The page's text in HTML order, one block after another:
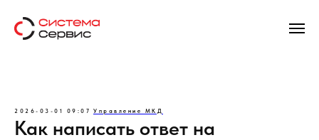
2026-03-01 09:07 Управление МКД
Как написать ответ на